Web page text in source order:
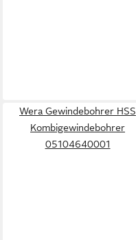
Wera Gewindebohrer HSS
Kombigewindebohrer
05104640001